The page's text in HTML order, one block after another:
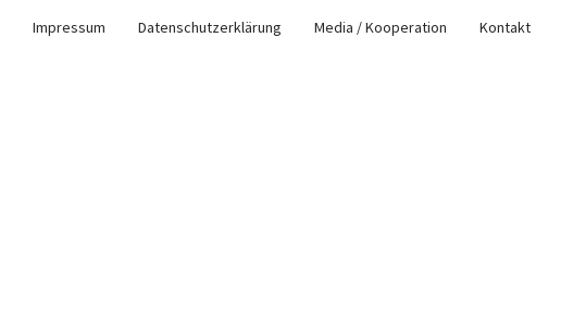
Impressum Datenschutzerklärung Media / Kooperation
Kontakt